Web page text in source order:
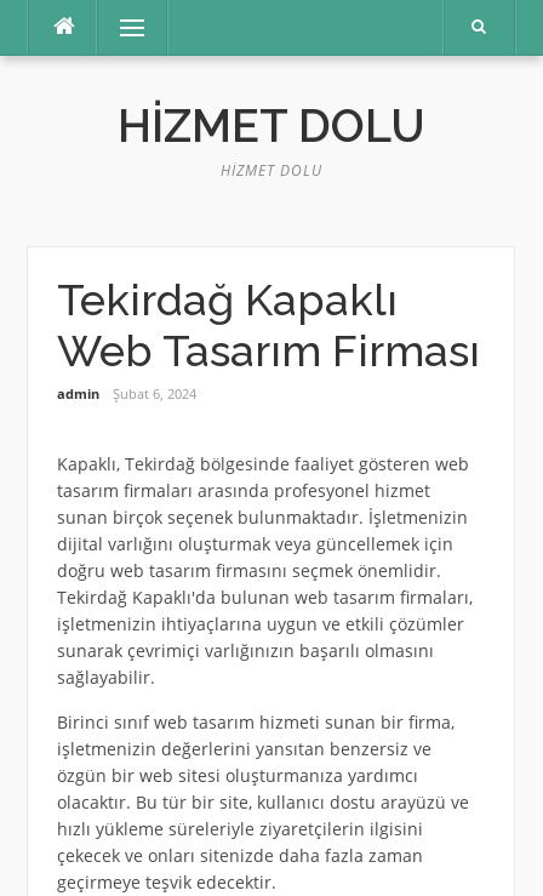
Menü
HIZMET DOLU
HIZMET DOLU
Tekirdağ Kapaklı
Web Tasarım Firması
admin Şubat 6, 2024
Kapaklı, Tekirdağ bölgesinde faaliyet gösteren web
tasarım firmaları arasında profesyonel hizmet
sunan birçok seçenek bulunmaktadır. İşletmenizin
dijital varlığını oluşturmak veya güncellemek için
doğru web tasarım firmasını seçmek önemlidir.
Tekirdağ Kapaklı'da bulunan web tasarım firmaları,
işletmenizin ihtiyaçlarına uygun ve etkili çözümler
sunarak çevrimiçi varlığınızın başarılı olmasını
sağlayabilir.
Birinci sınıf web tasarım hizmeti sunan bir firma,
işletmenizin değerlerini yansıtan benzersiz ve
özgün bir web sitesi oluşturmanıza yardımcı
olacaktır. Bu tür bir site, kullanıcı dostu arayüzü ve
hızlı yükleme süreleriyle ziyaretçilerin ilgisini
çekecek ve onları sitenizde daha fazla zaman
geçirmeye teşvik edecektir.